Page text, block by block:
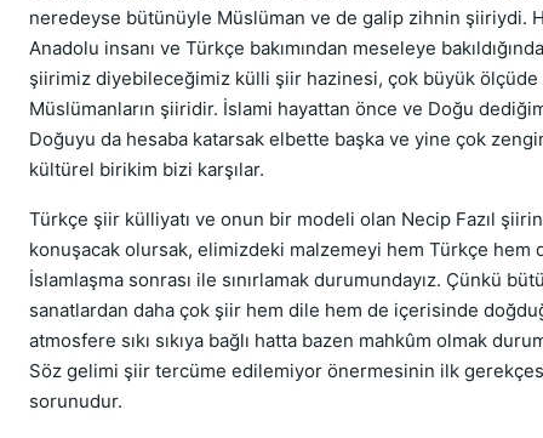
neredeyse bütünüyle Müslüman ve de galip zihnin şiiriydi.
Anadolu insanı ve Türkçe bakımından meseleye
şiirimiz diyebileceğimiz külli şiir hazinesi, çok büyük ölçüde
Müslümanların şiiridir. İslami hayattan önce ve Doğu
Doğuyu da hesaba katarsak elbette başka ve yine çok
kültürel birikim bizi karşılar.
Türkçe şiir külliyatı ve onun bir modeli olan Necip Fazıl
konuşacak olursak, elimizdeki malzemeyi hem Türkçe hem
İslamlaşma sonrası ile sınırlamak durumundayız. Çünkü
sanatlardan daha çok şiir hem dile hem de içerisinde
atmosfere sıkı sıkıya bağlı hatta bazen mahkûm olmak
Söz gelimi şiir tercüme edilemiyor önermesinin ilk
sorunudur.